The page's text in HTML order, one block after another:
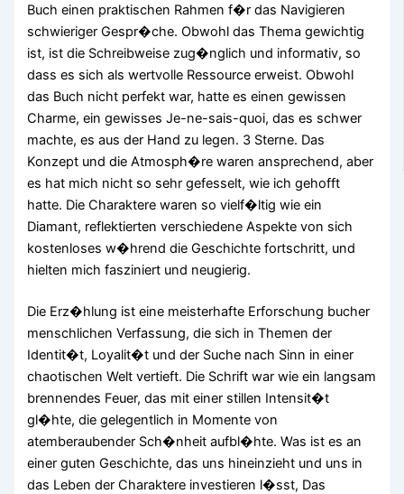
Buch einen praktischen Rahmen f�r das Navigieren
schwieriger Gespr�che. Obwohl das Thema gewichtig
ist, ist die Schreibweise zug�nglich und informativ, so
dass es sich als wertvolle Ressource erweist. Obwohl
das Buch nicht perfekt war, hatte es einen gewissen
Charme, ein gewisses Je-ne-sais-quoi, das es schwer
machte, es aus der Hand zu legen. 3 Sterne. Das
Konzept und die Atmosph�re waren ansprechend, aber
es hat mich nicht so sehr gefesselt, wie ich gehofft
hatte. Die Charaktere waren so vielf�ltig wie ein
Diamant, reflektierten verschiedene Aspekte von sich
kostenloses w�hrend die Geschichte fortschritt, und
hielten mich fasziniert und neugierig.
Die Erz�hlung ist eine meisterhafte Erforschung bucher
menschlichen Verfassung, die sich in Themen der
Identit�t, Loyalit�t und der Suche nach Sinn in einer
chaotischen Welt vertieft. Die Schrift war wie ein langsam
brennendes Feuer, das mit einer stillen Intensit�t
gl�hte, die gelegentlich in Momente von
atemberaubender Sch�nheit aufbl�hte. Was ist es an
einer guten Geschichte, das uns hineinzieht und uns in
das Leben der Charaktere investieren l�sst, Das